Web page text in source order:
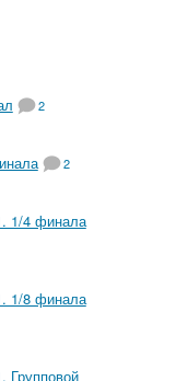
2
2
1/4 финала
1/8 финала
Групповой